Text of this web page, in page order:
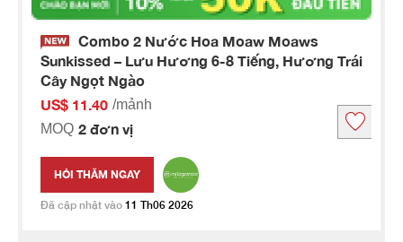
Combo 2 Nước Hoa Moaw Moaws
Sunkissed – Lưu Hương 6-8 Tiếng, Hương Trái
Cây Ngọt Ngào
US$ 11.40 /mảnh
MOQ 2 đơn vị
HỎI THĂM NGAY
Đã cập nhật vào 11 Th06 2026